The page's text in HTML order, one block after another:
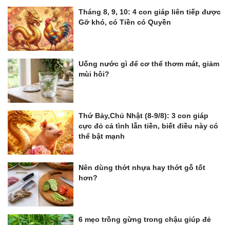
Tháng 8, 9, 10: 4 con giáp liên tiếp được
Gỡ khó, có Tiền có Quyền
Uống nước gì để cơ thể thơm mát, giảm
mùi hôi?
Thứ Bảy,Chủ Nhật (8-9/8): 3 con giáp
cực đỏ cả tình lẫn tiền, biết điều này có
thể bật mạnh
Nên dùng thớt nhựa hay thớt gỗ tốt
hơn?
6 mẹo trồng gừng trong chậu giúp đẻ